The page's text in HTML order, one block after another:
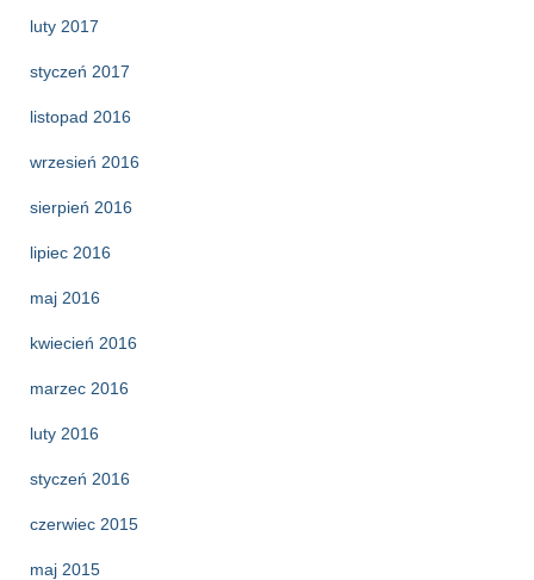
luty 2017
styczeń 2017
listopad 2016
wrzesień 2016
sierpień 2016
lipiec 2016
maj 2016
kwiecień 2016
marzec 2016
luty 2016
styczeń 2016
czerwiec 2015
maj 2015